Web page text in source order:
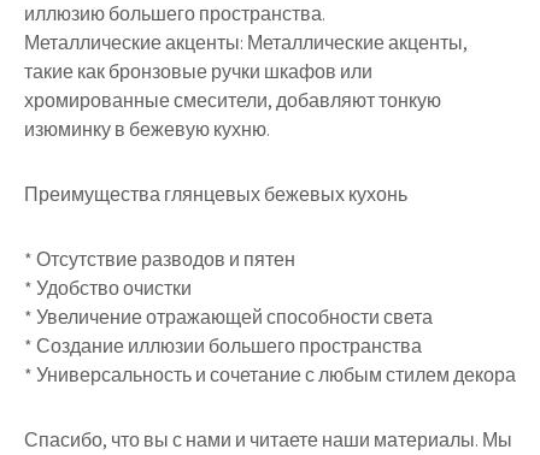
иллюзию большего пространства.
Металлические акценты: Металлические акценты,
такие как бронзовые ручки шкафов или
хромированные смесители, добавляют тонкую
изюминку в бежевую кухню.
Преимущества глянцевых бежевых кухонь
* Отсутствие разводов и пятен
* Удобство очистки
* Увеличение отражающей способности света
* Создание иллюзии большего пространства
* Универсальность и сочетание с любым стилем декора
Спасибо, что вы с нами и читаете наши материалы. Мы